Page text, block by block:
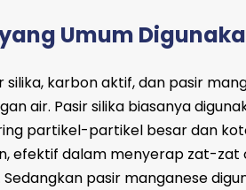
Umum
karbon aktif, dan pasir
air. Pasir silika biasanya
partikel-partikel besar dan
efektif dalam menyerap zat-zat
pasir manganese